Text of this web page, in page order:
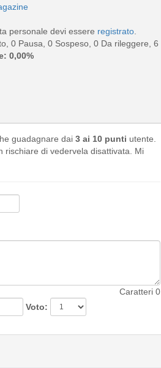
personale devi essere registrato
0 Pausa, 0 Sospeso, 0 Da rileggere, 6
0,00%
guadagnare dai 3 ai 10 punti utente.
rischiare di vedervela disattivata. Mi
Caratteri 0
Voto: